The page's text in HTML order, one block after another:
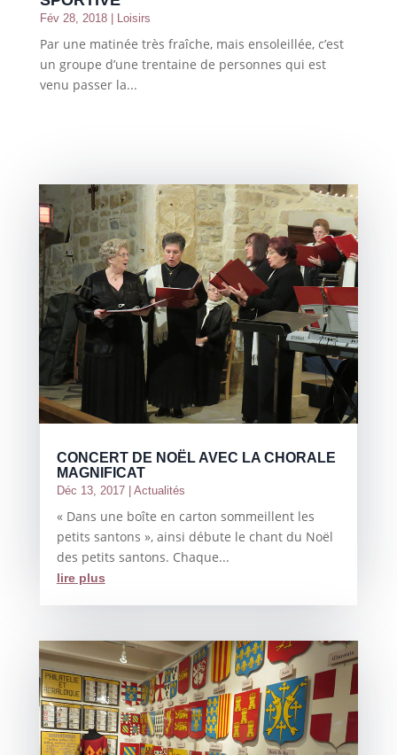
Fév 28, 2018| Loisirs
Par une matinée très fraîche, mais ensoleillée, c’est
un groupe d’une trentaine de personnes qui est
venu passer la...
CONCERT DE NOËL AVEC LA CHORALE
MAGNIFICAT
Déc 13, 2017| Actualités
« Dans une boîte en carton sommeillent les
petits santons », ainsi débute le chant du Noël
des petits santons. Chaque...
lire plus